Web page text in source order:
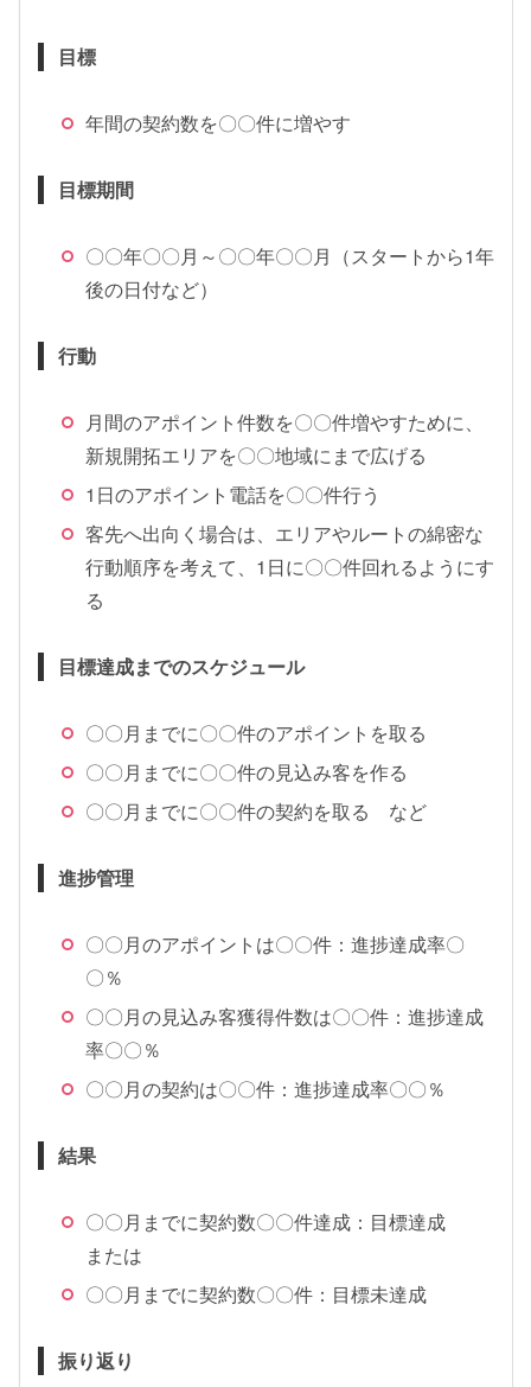
目標
年間の契約数を〇〇件に増やす
目標期間
〇〇年〇〇月～〇〇年〇〇月（スタートから1年
後の日付など）
行動
月間のアポイント件数を〇〇件増やすために、
新規開拓エリアを〇〇地域にまで広げる
1日のアポイント電話を〇〇件行う
客先へ出向く場合は、エリアやルートの綿密な
行動順序を考えて、1日に〇〇件回れるようにす
る
目標達成までのスケジュール
〇〇月までに〇〇件のアポイントを取る
〇〇月までに〇〇件の見込み客を作る
〇〇月までに〇〇件の契約を取る など
進捗管理
〇〇月のアポイントは〇〇件：進捗達成率〇
〇％
〇〇月の見込み客獲得件数は〇〇件：進捗達成
率〇〇％
〇〇月の契約は〇〇件：進捗達成率〇〇％
結果
〇〇月までに契約数〇〇件達成：目標達成
または
〇〇月までに契約数〇〇件：目標未達成
振り返り